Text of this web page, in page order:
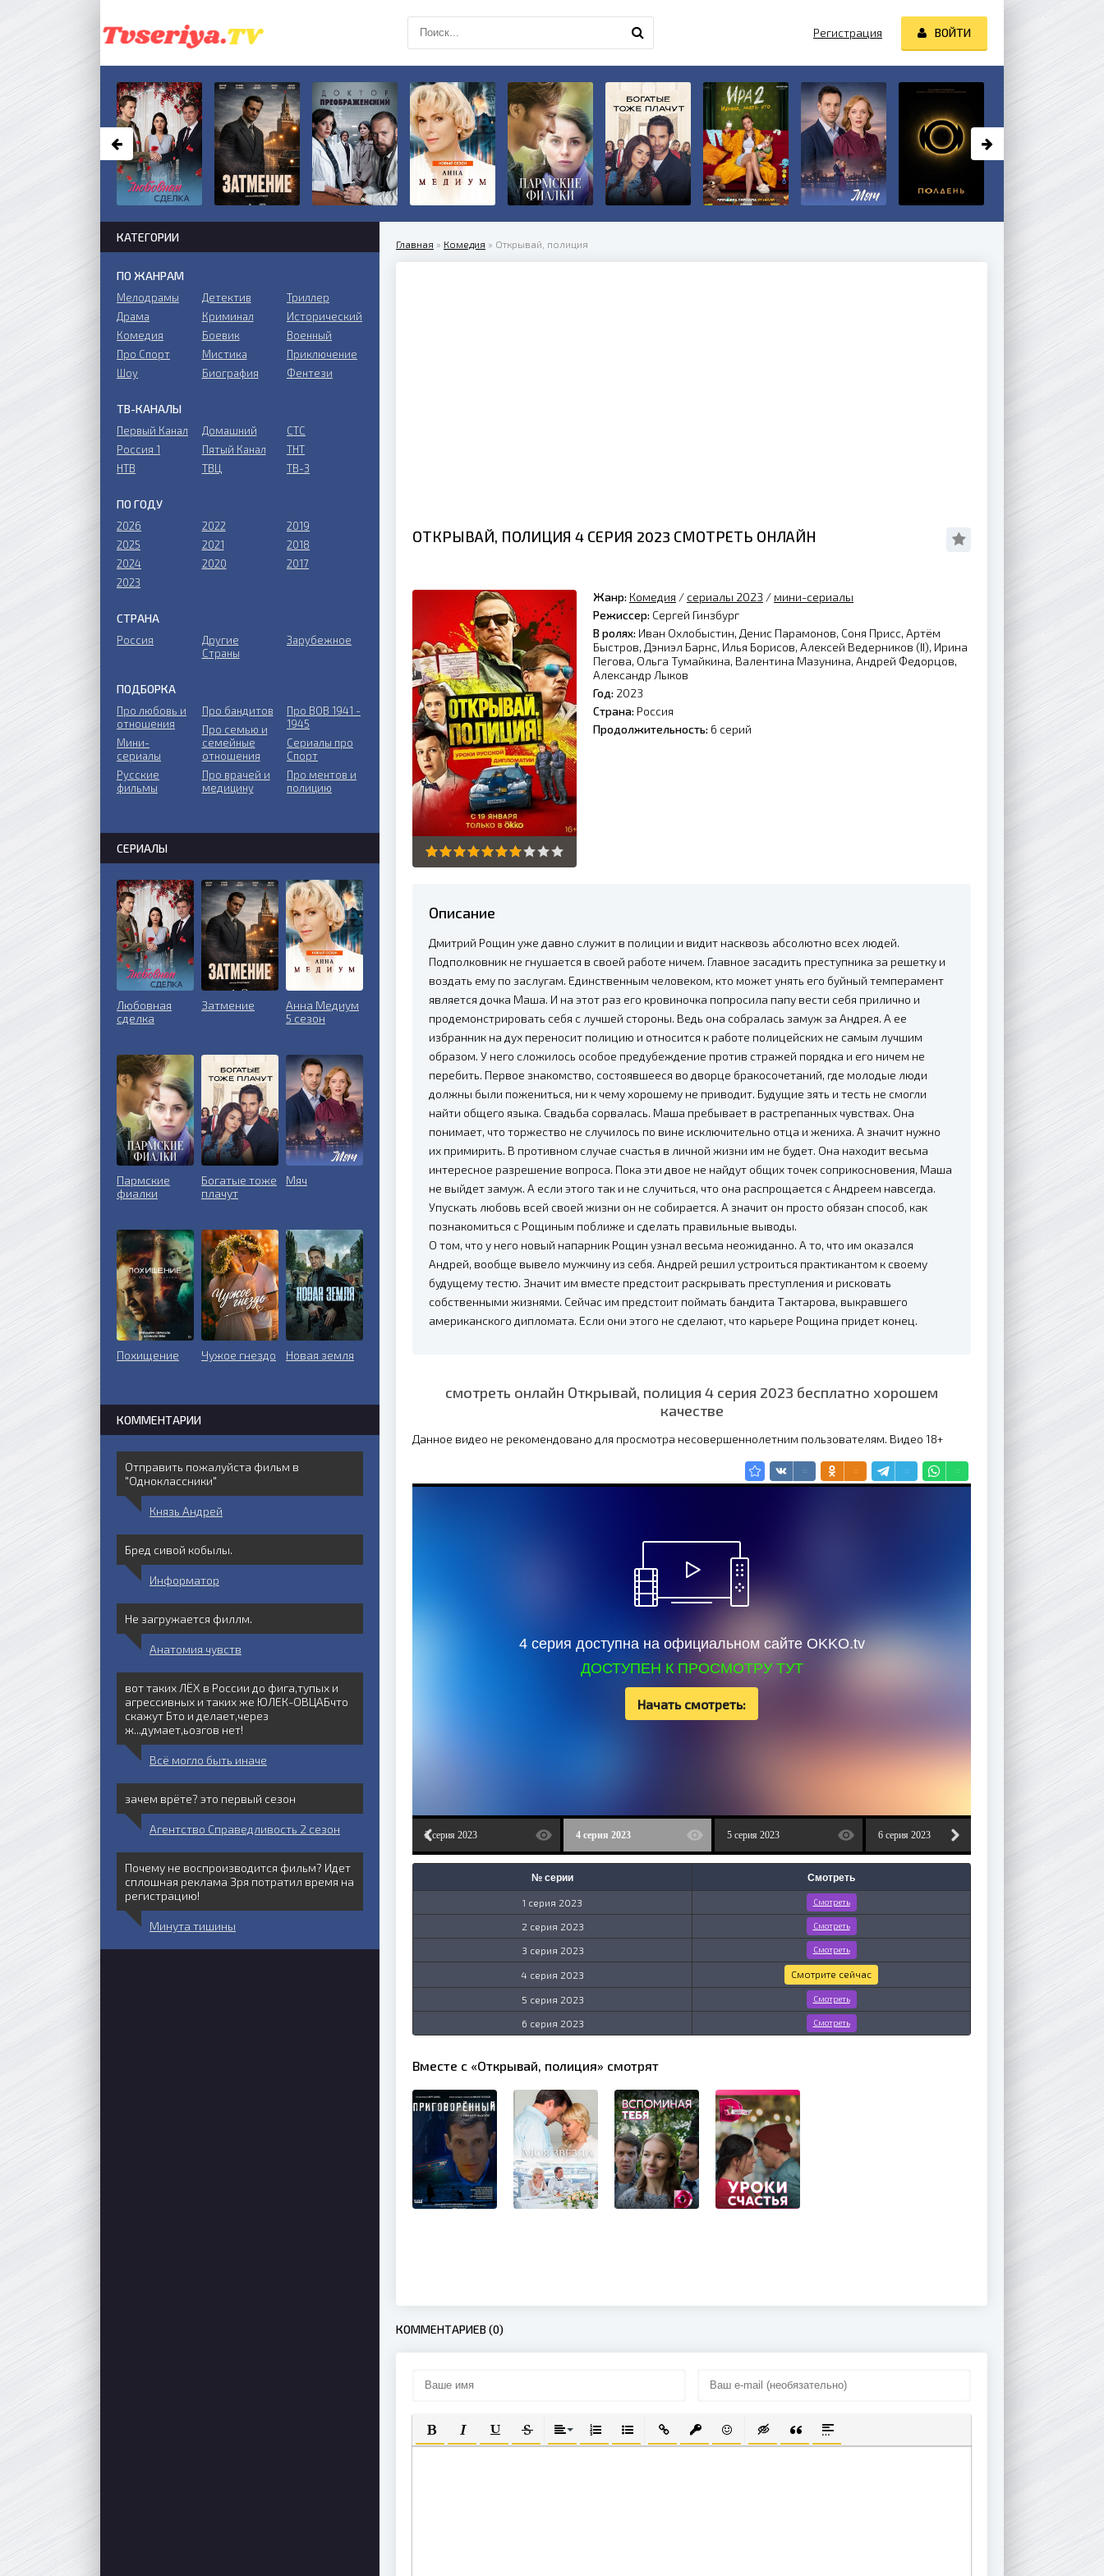
Главная » Комедия » Открывай, полиция
ОТКРЫВАЙ, ПОЛИЦИЯ 4 СЕРИЯ 2023 СМОТРЕТЬ ОНЛАЙН
Жанр: Комедия / сериалы 2023 / мини-сериалы
Режиссер: Сергей Гинзбург
В ролях: Иван Охлобыстин, Денис Парамонов, Соня Присс, Артём
Быстров, Дэниэл Барнс, Илья Борисов, Алексей Ведерников (II), Ирина
Пегова, Ольга Тумайкина, Валентина Мазунина, Андрей Федорцов,
Александр Лыков
Год: 2023
Страна: Россия
Продолжительность: 6 серий
Описание
Дмитрий Рощин уже давно служит в полиции и видит насквозь абсолютно всех людей.
Подполковник не гнушается в своей работе ничем. Главное засадить преступника за решетку и
воздать ему по заслугам. Единственным человеком, кто может унять его буйный темперамент
является дочка Маша. И на этот раз его кровиночка попросила папу вести себя прилично и
продемонстрировать себя с лучшей стороны. Ведь она собралась замуж за Андрея. А ее
избранник на дух переносит полицию и относится к работе полицейских не самым лучшим
образом. У него сложилось особое предубеждение против стражей порядка и его ничем не
перебить. Первое знакомство, состоявшееся во дворце бракосочетаний, где молодые люди
должны были пожениться, ни к чему хорошему не приводит. Будущие зять и тесть не смогли
найти общего языка. Свадьба сорвалась. Маша пребывает в растрепанных чувствах. Она
понимает, что торжество не случилось по вине исключительно отца и жениха. А значит нужно
их примирить. В противном случае счастья в личной жизни им не будет. Она находит весьма
интересное разрешение вопроса. Пока эти двое не найдут общих точек соприкосновения, Маша
не выйдет замуж. А если этого так и не случиться, что она распрощается с Андреем навсегда.
Упускать любовь всей своей жизни он не собирается. А значит он просто обязан способ, как
познакомиться с Рощиным поближе и сделать правильные выводы.
О том, что у него новый напарник Рощин узнал весьма неожиданно. А то, что им оказался
Андрей, вообще вывело мужчину из себя. Андрей решил устроиться практикантом к своему
будущему тестю. Значит им вместе предстоит раскрывать преступления и рисковать
собственными жизнями. Сейчас им предстоит поймать бандита Тактарова, выкравшего
американского дипломата. Если они этого не сделают, что карьере Рощина придет конец.
смотреть онлайн Открывай, полиция 4 серия 2023 бесплатно хорошем
качестве
Данное видео не рекомендовано для просмотра несовершеннолетним пользователям. Видео 18+
4 серия доступна на официальном сайте OKKO.tv
ДОСТУПЕН К ПРОСМОТРУ ТУТ
Начать смотреть:
1 серия 2023 2 серия 2023 3 серия 2023 4 серия 2023 5 серия 2023 6 серия 2023
№ серии Смотреть
1 серия 2023 Смотреть
2 серия 2023 Смотреть
3 серия 2023 Смотреть
4 серия 2023 Смотрите сейчас
5 серия 2023 Смотреть
6 серия 2023 Смотреть
Вместе с «Открывай, полиция» смотрят
КОММЕНТАРИЕВ (0)
ПОЛУЖИРНЫЙ
КУРСИВПОДЧЕРКНУТЫЙ
ЗАЧЕРКНУТЫЙВЫРАВНИВАНИЕ
НУМЕРОВАННЫЙ СПИСОК
МАРКИРОВАННЫЙ СПИСОК
ВСТАВИТЬ ССЫЛКУ
ВСТАВИТЬ ЗАЩИЩЕННУЮ ССЫЛКУ
ВСТАВИТЬ СМАЙЛИК
ВСТАВКА СКРЫТОГО ТЕКСТА
ВСТАВКА ЦИТАТЫ
ВСТАВКА СПОЙЛЕРА
КАТЕГОРИИ
ПО ЖАНРАМ
Мелодрамы
Драма
Комедия
Про Спорт
Шоу
Детектив
Криминал
Боевик
Мистика
Биография
Триллер
Исторический
Военный
Приключение
Фентези
ТВ-КАНАЛЫ
Первый Канал
Россия 1
НТВ
Домашний
Пятый Канал
ТВЦ
СТС
ТНТ
ТВ-3
ПО ГОДУ
2026
2025
2024
2023
2022
2021
2020
2019
2018
2017
СТРАНА
Россия
Другие
Страны
Зарубежное
ПОДБОРКА
Про любовь и
отношения
Мини-
сериалы
Русские
фильмы
Про бандитов
Пpo ceмью и
ceмeйныe
oтнoшeния
Пpo врачей и
медицину
Пpo ВОВ 1941 -
1945
Сериалы про
Спорт
Про ментов и
полицию
СЕРИАЛЫ
Любовная
сделка
Затмение
Анна Медиум
5 сезон
Пармские
фиалки
Богатые тоже
плачут
Мяч
Похищение Чужое гнездо Новая земля
КОММЕНТАРИИ
Отправить пожалуйста фильм в
"Одноклассники"
Князь Андрей
Бред сивой кобылы.
Информатор
Не загружается филлм.
Анатомия чувств
вот таких ЛЁХ в России до фига,тупых и
агрессивных и таких же ЮЛЕК-ОВЦАБчто
скажут Бто и делает,через
ж...думает,ьозгов нет!
Всё могло быть иначе
зачем врёте? это первый сезон
Агентство Справедливость 2 сезон
Почему не воспроизводится фильм? Идет
сплошная реклама Зря потратил время на
регистрацию!
Минута тишины
Регистрация ВОЙТИ